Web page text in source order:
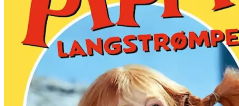
Publisert
05.12.2024